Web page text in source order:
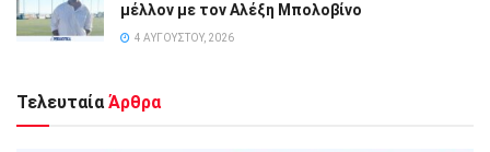
μέλλον με τον Αλέξη Μπολοβίνο
4 ΑΥΓΟΎΣΤΟΥ, 2026
Τελευταία Άρθρα